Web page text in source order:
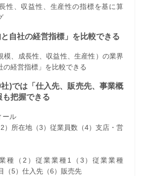
性、収益性、生産性の指標を基に算
自社の経営指標」を比較できる
模、成長性、収益性、生産性）の業界
の経営指標」を比較できる
)では「仕入先、販売先、事業概
把握できる
ール
所在地（3）従業員数（4）支店・営
種（2）従業業種1（3）従業業種
（5）仕入先（6）販売先